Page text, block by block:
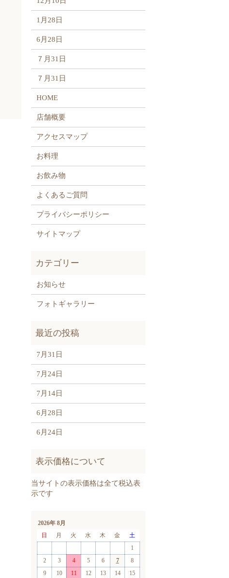
1月28日
6月28日
７月31日
７月31日
HOME
店舗概要
アクセスマップ
お料理
お飲み物
よくあるご質問
プライバシーポリシー
サイトマップ
お知らせ
フォトギャラリー
7月31日
7月24日
7月14日
6月28日
6月24日
2026年 8月
日
月 火 水 木 金
土
1
2
3 4 5 6 7
8
9
10 11 12 13 14 15